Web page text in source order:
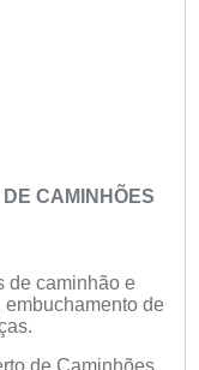
CAMINHÕES
de caminhão e
de